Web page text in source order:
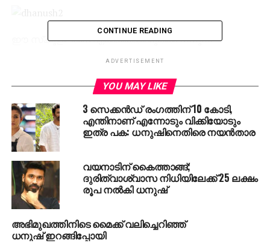
ഈ സ്‌കൂളിലാണ് എല്‍.കെ.ജി മുതല്‍ ധനുഷ്
കൈവശമുണ്ട്. ധനുഷിന്റെ സഹോദരിമാരായ വിമല,
ഗിത എന്നിവരും അതേ സ്‌കൂളില്‍ തന്നെയാണ്
പഠിച്ചിരുന്നതെന്നും ടീച്ചര്‍ പറഞ്ഞു. സ്‌കൂളിലെ രേഖകള്‍
തന്നെയാണ് യഥാര്‍ത്ഥ രേഖകളെന്നും
പത്താംക്ലാസിലെ മാര്‍ക്ക് ലിസ്റ്റ് ഒരു സര്‍ക്കാര്‍
രേഖയാണെന്നും ടീച്ചര്‍ കൂട്ടിച്ചേര്‍ത്തു. സംവിധായകന്‍
കസ്തൂരിരാജയും വിജയലക്ഷ്മിയും തന്നെയാണ്
ധനുഷിന്റെ മാതാപിതാക്കള്‍. ധനുഷ് മകനാണെന്ന്
പറഞ്ഞ് ദമ്പതികള്‍ രംഗത്തെത്തിയത്
അറിഞ്ഞിരുന്നുവെന്നും അതു കേട്ടപ്പോള്‍ ദും:ഖം
തോന്നിയെന്നും അവര്‍ പറഞ്ഞു.
CONTINUE READING
ADVERTISEMENT
YOU MAY LIKE
3 സെക്കൻഡ് രംഗത്തിന് 10 കോടി,
എന്തിനാണ് എന്നോടും വിക്കിയോടും
ഇത്ര പക: ധനുഷിനെതിരെ നയൻതാര
വയനാടിന് കൈത്താങ്ങ്;
ദുരിത്വാശ്വാസ നിധിയിലേക്ക് 25 ലക്ഷം
രൂപ നൽകി ധനുഷ്
അഭിമുഖത്തിനിടെ മൈക്ക് വലിച്ചെറിഞ്ഞ്
ധനുഷ് ഇറങ്ങിപ്പോയി